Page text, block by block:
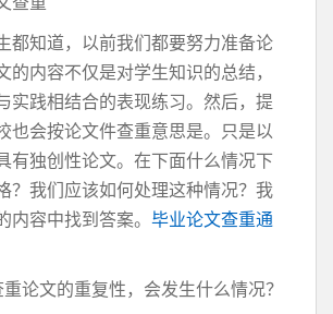
都知道，以前我们都要努力准备论
的内容不仅是对学生知识的总结，
实践相结合的表现练习。然后，提
也会按论文件查重意思是。只是以
有独创性论文。在下面什么情况下
？我们应该如何处理这种情况？我
内容中找到答案。 毕业论文查重通
论文的重复性，会发生什么情况？